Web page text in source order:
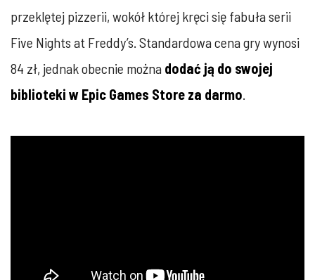
przeklętej pizzerii, wokół której kręci się fabuła serii
Five Nights at Freddy’s. Standardowa cena gry wynosi
84 zł, jednak obecnie można dodać ją do swojej
biblioteki w Epic Games Store za darmo.